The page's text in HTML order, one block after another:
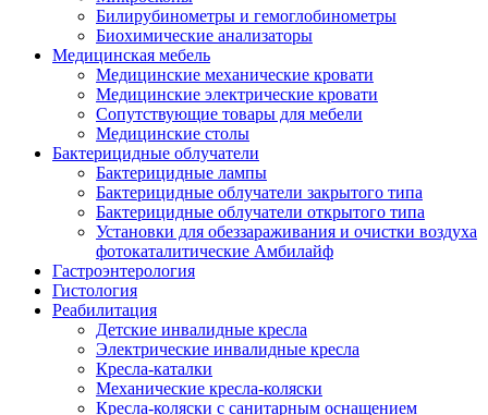
Билирубинометры и гемоглобинометры
Биохимические анализаторы
Медицинская мебель
Медицинские механические кровати
Медицинские электрические кровати
Сопутствующие товары для мебели
Медицинские столы
Бактерицидные облучатели
Бактерицидные лампы
Бактерицидные облучатели закрытого типа
Бактерицидные облучатели открытого типа
Установки для обеззараживания и очистки воздуха
фотокаталитические Амбилайф
Гастроэнтерология
Гистология
Реабилитация
Детские инвалидные кресла
Электрические инвалидные кресла
Кресла-каталки
Механические кресла-коляски
Кресла-коляски с санитарным оснащением